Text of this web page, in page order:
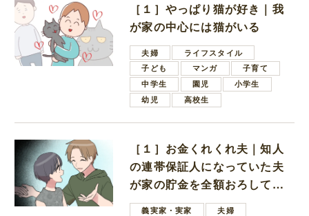
［１］やっぱり猫が好き｜我
が家の中心には猫がいる
夫婦
ライフスタイル
子ども
マンガ
子育て
中学生
園児
小学生
幼児
高校生
［１］お金くれくれ夫｜知人
の連帯保証人になっていた夫
が家の貯金を全額おろしてほ
しいと言ってきた
義実家・実家
夫婦